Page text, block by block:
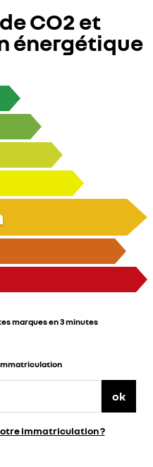
CO2 et
énergétique
marques en 3 minutes
ok
immatriculation ?